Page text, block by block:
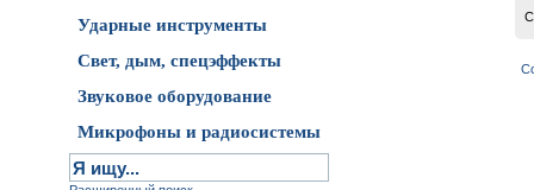
Ударные инструменты
Свет, дым, спецэффекты
Звуковое оборудование
Микрофоны и радиосистемы